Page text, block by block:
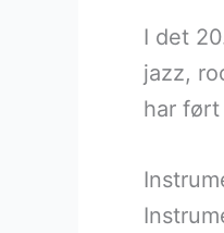
I det
jazz,
har